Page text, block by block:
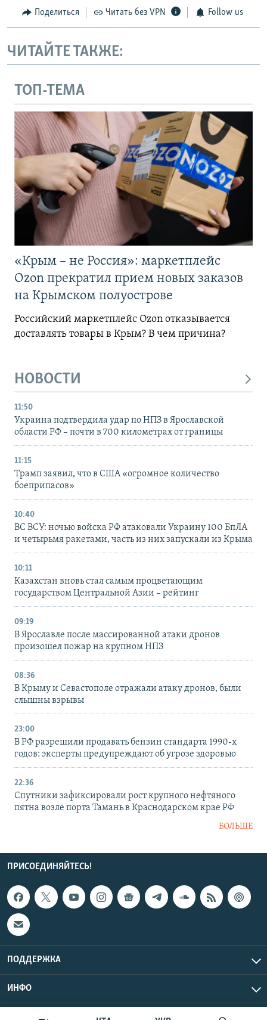
Поделиться Читать без VPN Follow us
ЧИТАЙТЕ ТАКЖЕ:
ТОП-ТЕМА
«Крым – не Россия»: маркетплейс
Ozon прекратил прием новых заказов
на Крымском полуострове
Российский маркетплейс Ozon отказывается
доставлять товары в Крым? В чем причина?
НОВОСТИ
11:50
Украина подтвердила удар по НПЗ в Ярославской
области РФ – почти в 700 километрах от границы
11:15
Трамп заявил, что в США «огромное количество
боеприпасов»
10:40
ВС ВСУ: ночью войска РФ атаковали Украину 100 БпЛА
и четырьмя ракетами, часть из них запускали из Крыма
10:11
Казахстан вновь стал самым процветающим
государством Центральной Азии – рейтинг
09:19
В Ярославле после массированной атаки дронов
произошел пожар на крупном НПЗ
08:36
В Крыму и Севастополе отражали атаку дронов, были
слышны взрывы
23:00
В РФ разрешили продавать бензин стандарта 1990-х
годов: эксперты предупреждают об угрозе здоровью
22:36
Спутники зафиксировали рост крупного нефтяного
пятна возле порта Тамань в Краснодарском крае РФ
БОЛЬШЕ
ПРИСОЕДИНЯЙТЕСЬ!
ПОДДЕРЖКА
ИНФО